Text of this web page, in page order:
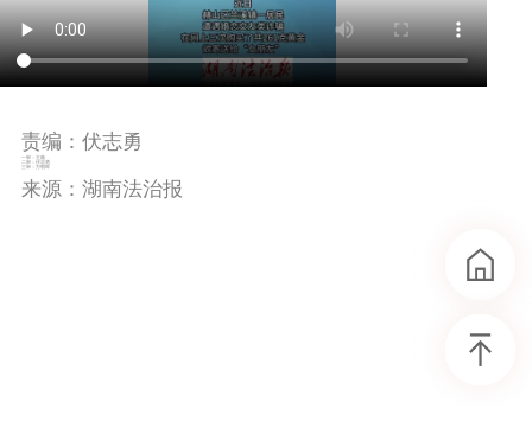
责编：伏志勇
一审：王薇
二审：伏志勇
三审：万朝晖
来源：湖南法治报